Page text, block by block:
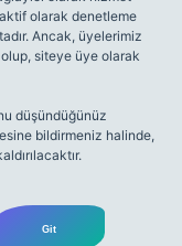
olarak denetleme
Ancak, üyelerimiz
siteye üye olarak
düşündüğünüz
bildirmeniz halinde,